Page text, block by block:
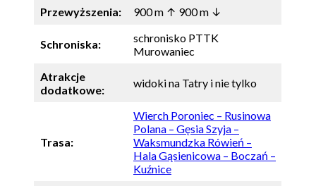
Przewyższenia:
900 m ↑ 900 m ↓
Schroniska:
schronisko PTTK
Murowaniec
Atrakcje
dodatkowe:
widoki na Tatry i nie tylko
Trasa:
Wierch Poroniec – Rusinowa
Polana – Gęsia Szyja –
Waksmundzka Rówień –
Hala Gąsienicowa – Boczań –
Kuźnice